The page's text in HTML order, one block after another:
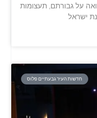
על גבורתם, תעצומות
ישראל
חדשות העיר גבעתיים פלוס